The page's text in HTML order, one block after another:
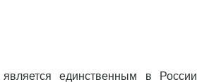
единственным в России